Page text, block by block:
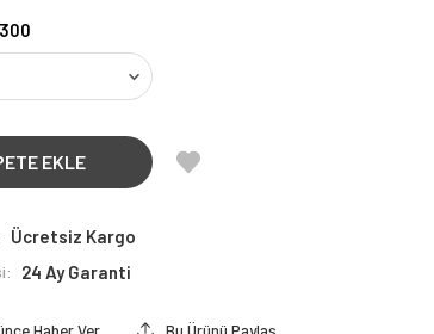
EKLE
Ücretsiz Kargo
24 Ay Garanti